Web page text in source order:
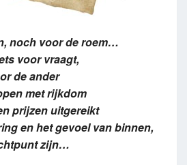
noch voor de roem…
voor vraagt,
de ander
met rijkdom
prijzen uitgereikt
en het gevoel van binnen,
zijn…